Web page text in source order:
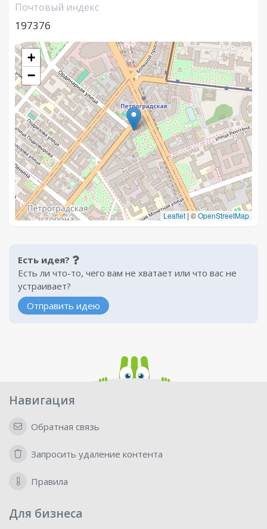
Почтовый индекс
197376
+
−
Leaflet | ©OpenStreetMap
Есть идея?
Есть ли что-то, чего вам не хватает или что вас не
устраивает?
Отправить идею
Навигация
Обратная связь
Запросить удаление контента
Правила
Для бизнеса